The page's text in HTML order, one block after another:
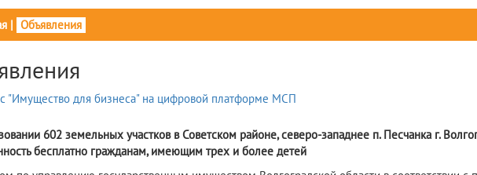
| Объявления
602 земельных участков в Советском районе, северо-западнее п. Песчанка г.
бесплатно гражданам, имеющим трех и более детей